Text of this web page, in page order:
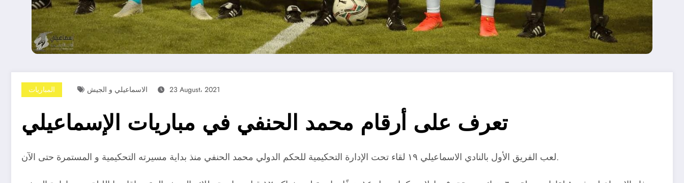
المباريات الاسماعيلي و الجيش 23 August، 2021
تعرف على أرقام محمد الحنفي في مباريات الإسماعيلي
لعب الفريق الأول بالنادي الاسماعيلي ١٩ لقاء تحت الإدارة التحكيمية للحكم الدولي محمد الحنفي منذ بداية مسيرته التحكيمية و المستمرة حتى الآن.